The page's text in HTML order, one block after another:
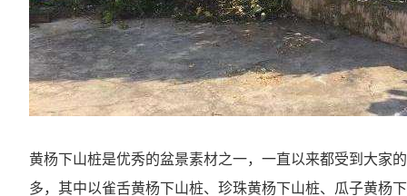
黄杨下山桩是优秀的盆景素材之一，一直以来都受到大家
多，其中以雀舌黄杨下山桩、珍珠黄杨下山桩、瓜子黄杨